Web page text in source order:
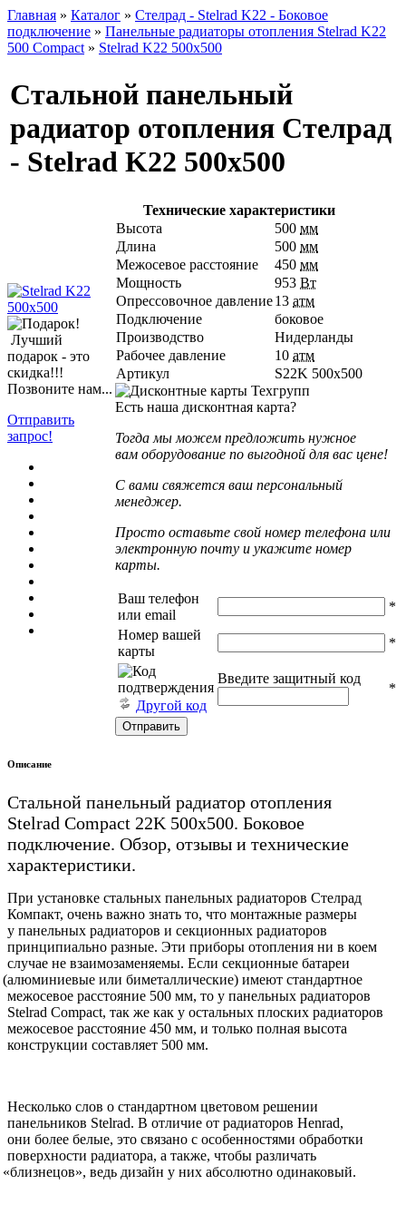
Главная » Каталог » Стелрад - Stelrad K22 - Боковое
подключение » Панельные радиаторы отопления Stelrad K22
500 Compact » Stelrad K22 500х500
Стальной панельный
радиатор отопления Стелрад
- Stelrad K22 500х500
Лучший
подарок - это
скидка!!!
Позвоните нам...
Отправить
запрос!
Технические характеристики
Высота
500 мм
Длина
500 мм
Межосевое расстояние
450 мм
Мощность
953 Вт
Опрессовочное давление13 атм
Подключение
боковое
Производство
Нидерланды
Рабочее давление
10 атм
Артикул
S22K 500х500
Есть наша дисконтная карта?
Тогда мы можем предложить нужное
вам оборудование по выгодной для вас цене!
С вами свяжется ваш персональный
менеджер.
Просто оставьте свой номер телефона или
электронную почту и укажите номер
карты.
Ваш телефон
или email
*
Номер вашей
карты
*
Другой код
Введите защитный код
*
Описание
Стальной панельный радиатор отопления
Stelrad Compact 22K 500х500. Боковое
подключение. Обзор, отзывы и технические
характеристики.
При установке стальных панельных радиаторов Стелрад
Компакт, очень важно знать то, что монтажные размеры
у панельных радиаторов и секционных радиаторов
принципиально разные. Эти приборы отопления ни в коем
случае не взаимозаменяемы. Если секционные батареи
(алюминиевые или биметаллические) имеют стандартное
межосевое расстояние 500 мм, то у панельных радиаторов
Stelrad Compact, так же как у остальных плоских радиаторов
межосевое расстояние 450 мм, и только полная высота
конструкции составляет 500 мм.
Несколько слов о стандартном цветовом решении
панельников Stelrad. В отличие от радиаторов Henrad,
они более белые, это связано с особенностями обработки
поверхности радиатора, а также, чтобы различать
«близнецов», ведь дизайн у них абсолютно одинаковый.